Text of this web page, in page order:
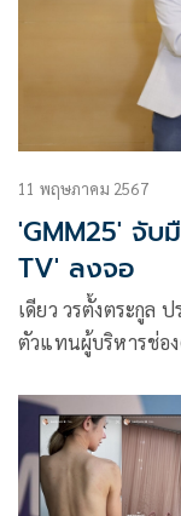
11 พฤษภาคม 2567
'GMM25' จับมือพันธมิตร ส่ง 'Farm Expo
TV' ลงจอ
เดียว วรตั้งตระกูล ปร
ตัวแทนผู้บริหารช่องGMM25 จับมือร่วมกั
ถ่ายภาพร่วมกัน เพื่อประกาศความร่วมมือในการส่งคอนเทนต์
รายการ Farm